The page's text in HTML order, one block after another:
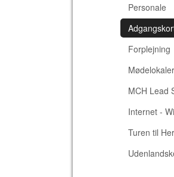
Personale
Forplejning
Mødelokaler
MCH Lead
Internet -
Turen til